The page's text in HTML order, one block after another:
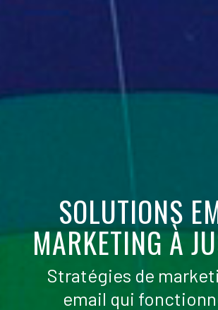
SOLUTIONS
MARKETING À
Stratégies de
email qui